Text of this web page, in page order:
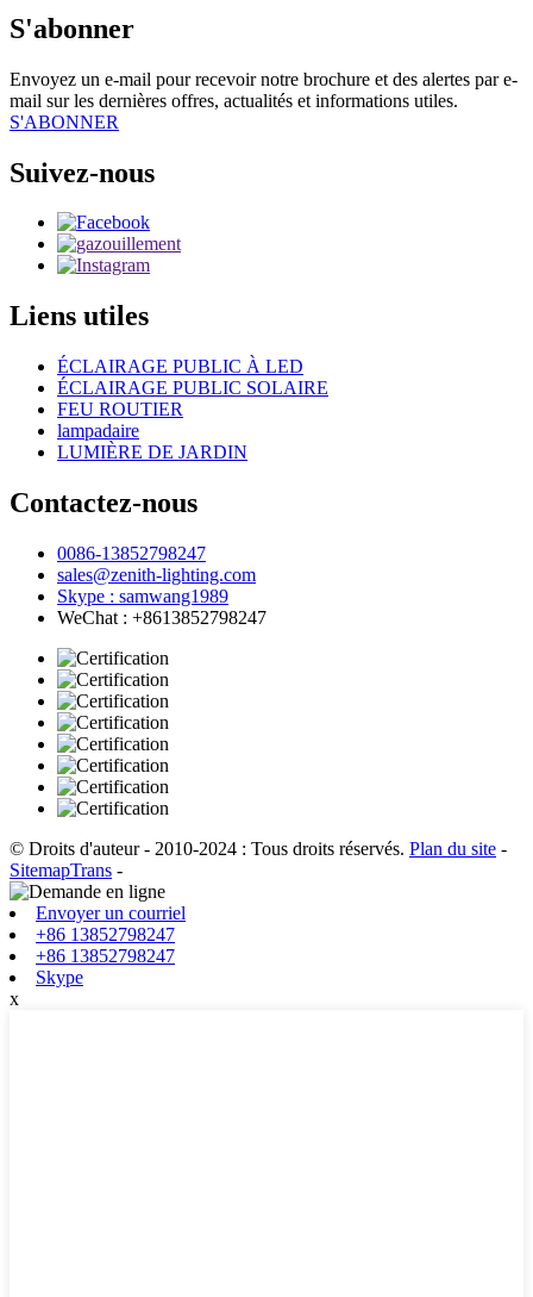
S'abonner
Envoyez un e-mail pour recevoir notre brochure et des alertes par e-
mail sur les dernières offres, actualités et informations utiles.
S'ABONNER
Suivez-nous
Liens utiles
ÉCLAIRAGE PUBLIC À LED
ÉCLAIRAGE PUBLIC SOLAIRE
FEU ROUTIER
lampadaire
LUMIÈRE DE JARDIN
Contactez-nous
0086-13852798247
sales@zenith-lighting.com
Skype : samwang1989
WeChat : +8613852798247
© Droits d'auteur - 2010-2024 : Tous droits réservés. Plan du site -
SitemapTrans -
Envoyer un courriel
+86 13852798247
+86 13852798247
Skype
x